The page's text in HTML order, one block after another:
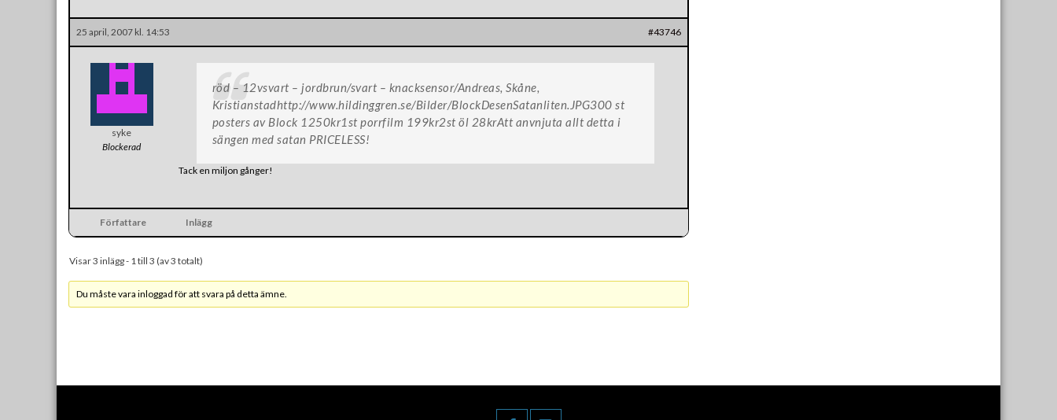
25 april, 2007 kl. 14:53 #43746
syke
Blockerad
röd – 12vsvart – jordbrun/svart – knacksensor/Andreas, Skåne,
Kristianstadhttp://www.hildinggren.se/Bilder/BlockDesenSatanliten.JPG300 st
posters av Block 1250kr1st porrfilm 199kr2st öl 28krAtt anvnjuta allt detta i
sängen med satan PRICELESS!
Tack en miljon gånger!
Författare Inlägg
Visar 3 inlägg - 1 till 3 (av 3 totalt)
Du måste vara inloggad för att svara på detta ämne.